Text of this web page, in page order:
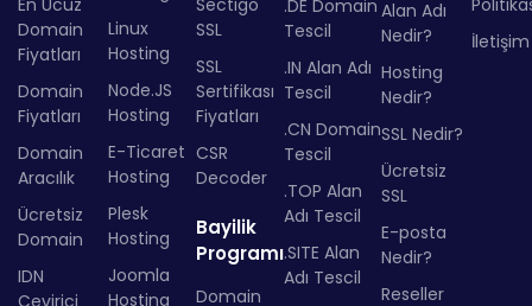
En Ucuz
Domain
Fiyatları
Domain
Fiyatları
Domain
Aracılık
Ücretsiz
Domain
IDN
Linux
Hosting
Node.JS
Hosting
E-Ticaret
Hosting
Plesk
Hosting
Joomla
Hosting
Sectigo
SSL
SSL
Sertifikası
Fiyatları
CSR
Decoder
Bayilik
Programı
Domain
.DE Domain
Tescil
.IN Alan Adı
Tescil
.CN Domain
Tescil
.TOP Alan
Adı Tescil
.SITE Alan
Adı Tescil
Alan Adı
Nedir?
Hosting
Nedir?
SSL Nedir?
Ücretsiz
SSL
E-posta
Nedir?
Reseller
İletişim